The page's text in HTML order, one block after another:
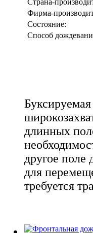
Страна-
Фирма-
Состояние:
Способ
длинных
другое
для
требуется